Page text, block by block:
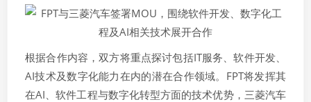
根据合作内容，双方将重点探讨包括IT服务、软件开发、
AI技术及数字化能力在内的潜在合作领域。FPT将发挥其
在AI、软件工程与数字化转型方面的技术优势，三菱汽车